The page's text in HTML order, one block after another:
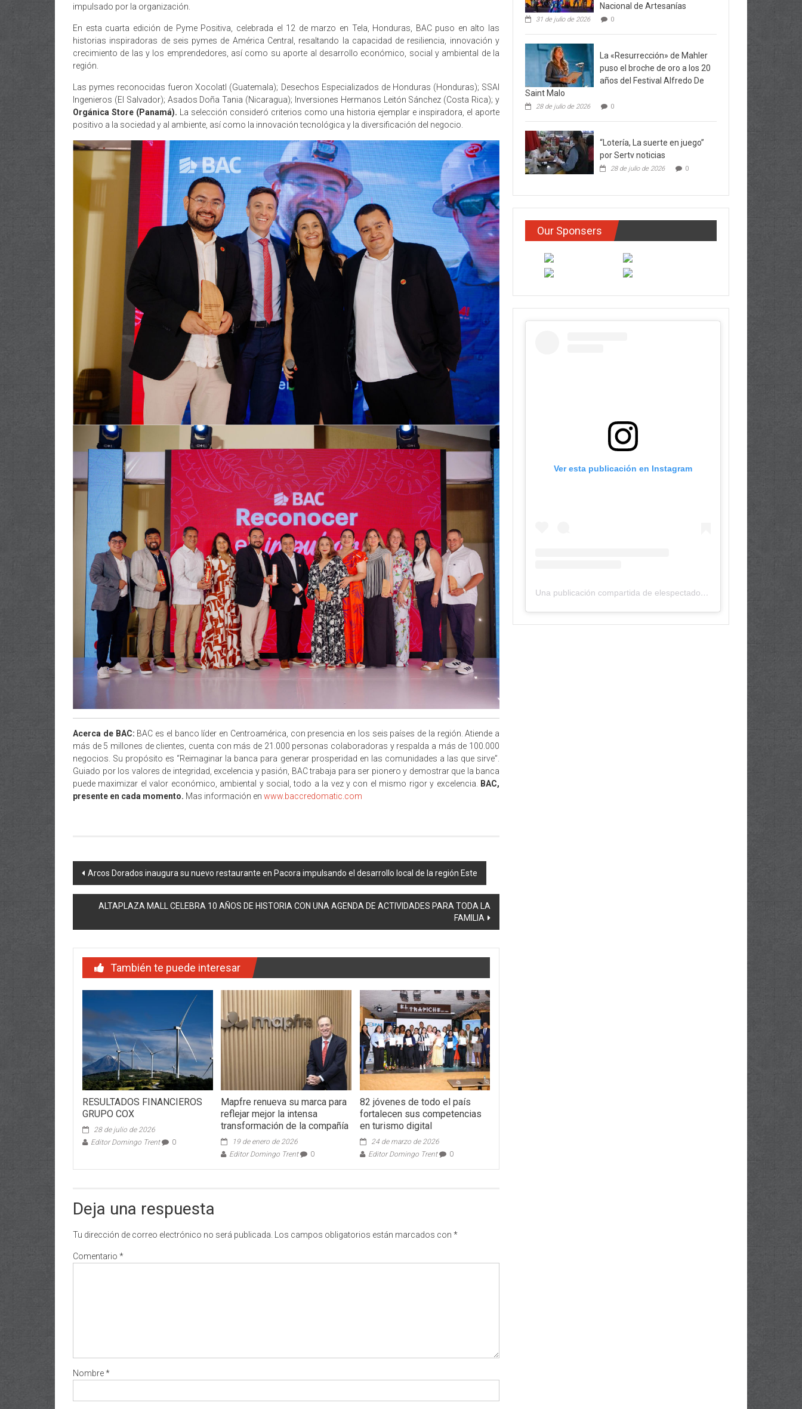
impulsado por la organización.
En esta cuarta edición de Pyme Positiva, celebrada el 12 de marzo en Tela, Honduras, BAC puso en alto las
historias inspiradoras de seis pymes de América Central, resaltando la capacidad de resiliencia, innovación y
crecimiento de las y los emprendedores, así como su aporte al desarrollo económico, social y ambiental de la
región.
Las pymes reconocidas fueron Xocolatl (Guatemala); Desechos Especializados de Honduras (Honduras); SSAI
Ingenieros (El Salvador); Asados Doña Tania (Nicaragua); Inversiones Hermanos Leitón Sánchez (Costa Rica); y
Orgánica Store (Panamá).
La selección consideró criterios como una historia ejemplar e inspiradora, el aporte
positivo a la sociedad y al ambiente, así como la innovación tecnológica y la diversificación del negocio.
Acerca de BAC: BAC es el banco líder en Centroamérica, con presencia en los seis países de la región. Atiende a
más de 5 millones de clientes, cuenta con más de 21.000 personas colaboradoras y respalda a más de 100.000
negocios. Su propósito es “Reimaginar la banca para generar prosperidad en las comunidades a las que sirve”.
Guiado por los valores de integridad, excelencia y pasión, BAC trabaja para ser pionero y demostrar que la banca
puede maximizar el valor económico, ambiental y social, todo a la vez y con el mismo rigor y excelencia. BAC,
presente en cada momento. Mas información en www.baccredomatic.com
Navegación
de
entradas
Arcos Dorados inaugura su nuevo restaurante en Pacora impulsando el desarrollo local de la región Este
ALTAPLAZA MALL CELEBRA 10 AÑOS DE HISTORIA CON UNA AGENDA DE ACTIVIDADES PARA TODA LA
FAMILIA
También te puede interesar
RESULTADOS FINANCIEROS
GRUPO COX
28 de julio de 2026
Editor Domingo Trent
0
Mapfre renueva su marca para
reflejar mejor la intensa
transformación de la compañía
19 de enero de 2026
Editor Domingo Trent
0
82 jóvenes de todo el país
fortalecen sus competencias
en turismo digital
24 de marzo de 2026
Editor Domingo Trent
0
Deja una respuesta
Tu dirección de correo electrónico no será publicada. Los campos obligatorios están marcados con *
Comentario *
Nombre*
Nacional de Artesanías
31 de julio de 2026 0
La «Resurrección» de Mahler
puso el broche de oro a los 20
años del Festival Alfredo De
Saint Malo
28 de julio de 2026 0
“Lotería, La suerte en juego”
por Sertv noticias
28 de julio de 2026 0
Our Sponsers
Ver esta publicación en Instagram
Una publicación compartida de elespectadordepanama (@elespectadordepanama)